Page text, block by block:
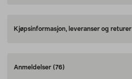
Kjøpsinformasjon, leveranser og returer
Anmeldelser (76)